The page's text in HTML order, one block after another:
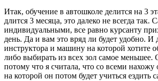
Итак, обучение в автошколе делится на 3
длится 3 месяца, это далеко не всегда
индивидуальными, все равно курсанту
день. Да и вам это вряд ли будет удобно.
инструктора и машину на которой хотите
либо выбирать из всех зол самое
потому что я считала, что со всеми
на которой он потом будет учиться ездить